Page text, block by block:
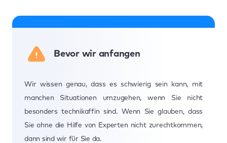
Bevor wir anfangen
Wir wissen genau, dass es schwierig sein kann, mit
manchen Situationen umzugehen, wenn Sie nicht
besonders technikaffin sind. Wenn Sie glauben, dass
Sie ohne die Hilfe von Experten nicht zurechtkommen,
dann sind wir für Sie da.